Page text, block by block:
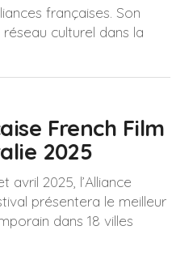
françaises. Son
culturel dans la
French Film
2025
avril 2025, l’Alliance
présentera le meilleur
dans 18 villes